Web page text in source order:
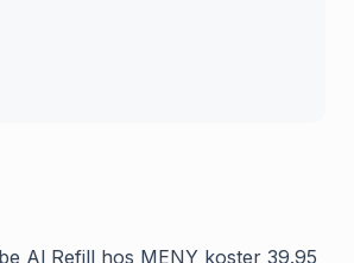
Al Refill hos MENY koster 39.95